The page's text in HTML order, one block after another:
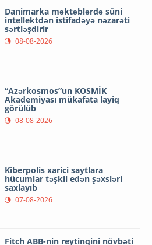
Danimarka məktəblərdə süni
intellektdən istifadəyə nəzarəti
sərtləşdirir
08-08-2026
“Azərkosmos”un KOSMİK
Akademiyası mükafata layiq
görülüb
08-08-2026
Kiberpolis xarici saytlara
hücumlar təşkil edən şəxsləri
saxlayıb
07-08-2026
Fitch ABB-nin reytinqini növbəti